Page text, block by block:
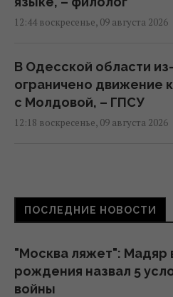
12:44 воскресенье, 09 августа 2026
В Одесской области
ограничено движение
с Молдовой, – ГПСУ
12:18 воскресенье, 09 августа 2026
11:57 воскресенье, 09 августа 2026
В Геленджике
из которой 8 августа
Мадяр
ПОСЛЕДНИЕ НОВОСТИ
"Москва ляжет": Мадяр
рождения назва л 5
войны